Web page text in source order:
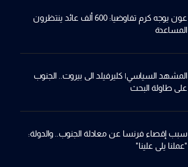
عون يوجه كرم تفاوضيا: 600 ألف عائد ينتظرون
المساعدة
المشهد السياسي| كليرفيلد الى بيروت.. الجنوب
على طاولة البحث
سبب إقصاء فرنسا عن معادلة الجنوب.. والدولة:
"عملنا يلي علينا"